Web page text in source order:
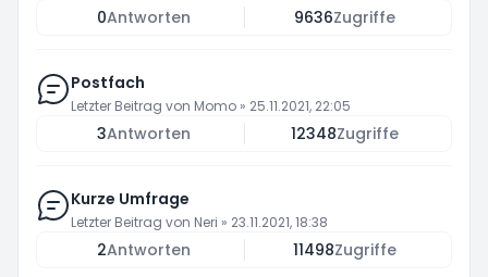
0Antworten 9636Zugriffe
Postfach
Letzter Beitrag von Momo » 25.11.2021, 22:05
3Antworten 12348Zugriffe
Kurze Umfrage
Letzter Beitrag von Neri » 23.11.2021, 18:38
2Antworten 11498Zugriffe